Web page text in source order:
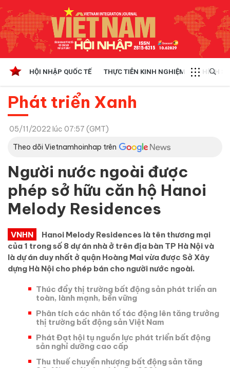
HỘI NHẬP QUỐC TẾ THỰC TIỄN KINH NGHIỆM CHÍNH
Phát triển Xanh
05/11/2022 lúc 07:57 (GMT)
Theo dõi Vietnamhoinhap trên
Người nước ngoài được
phép sở hữu căn hộ Hanoi
Melody Residences
VNHN
Hanoi Melody Residences là tên thương mại
của 1 trong số 8 dự án nhà ở trên địa bàn TP Hà Nội và
là dự án duy nhất ở quận Hoàng Mai vừa được Sở Xây
dựng Hà Nội cho phép bán cho người nước ngoài.
Thúc đẩy thị trường bất động sản phát triển an
toàn, lành mạnh, bền vững
Phân tích các nhân tố tác động lên tăng trưởng
thị trường bất động sản Việt Nam
Phát Đạt hội tụ nguồn lực phát triển bất động
sản nghỉ dưỡng cao cấp
Thu thuế chuyển nhượng bất động sản tăng